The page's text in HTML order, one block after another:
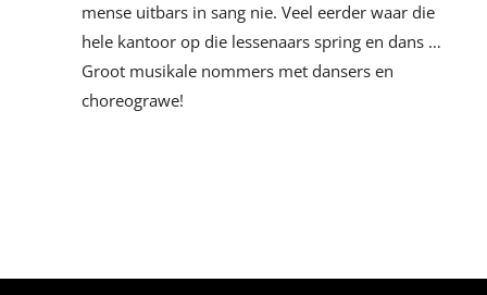
mense uitbars in sang nie. Veel eerder waar die
hele kantoor op die lessenaars spring en dans …
Groot musikale nommers met dansers en
choreograwe!